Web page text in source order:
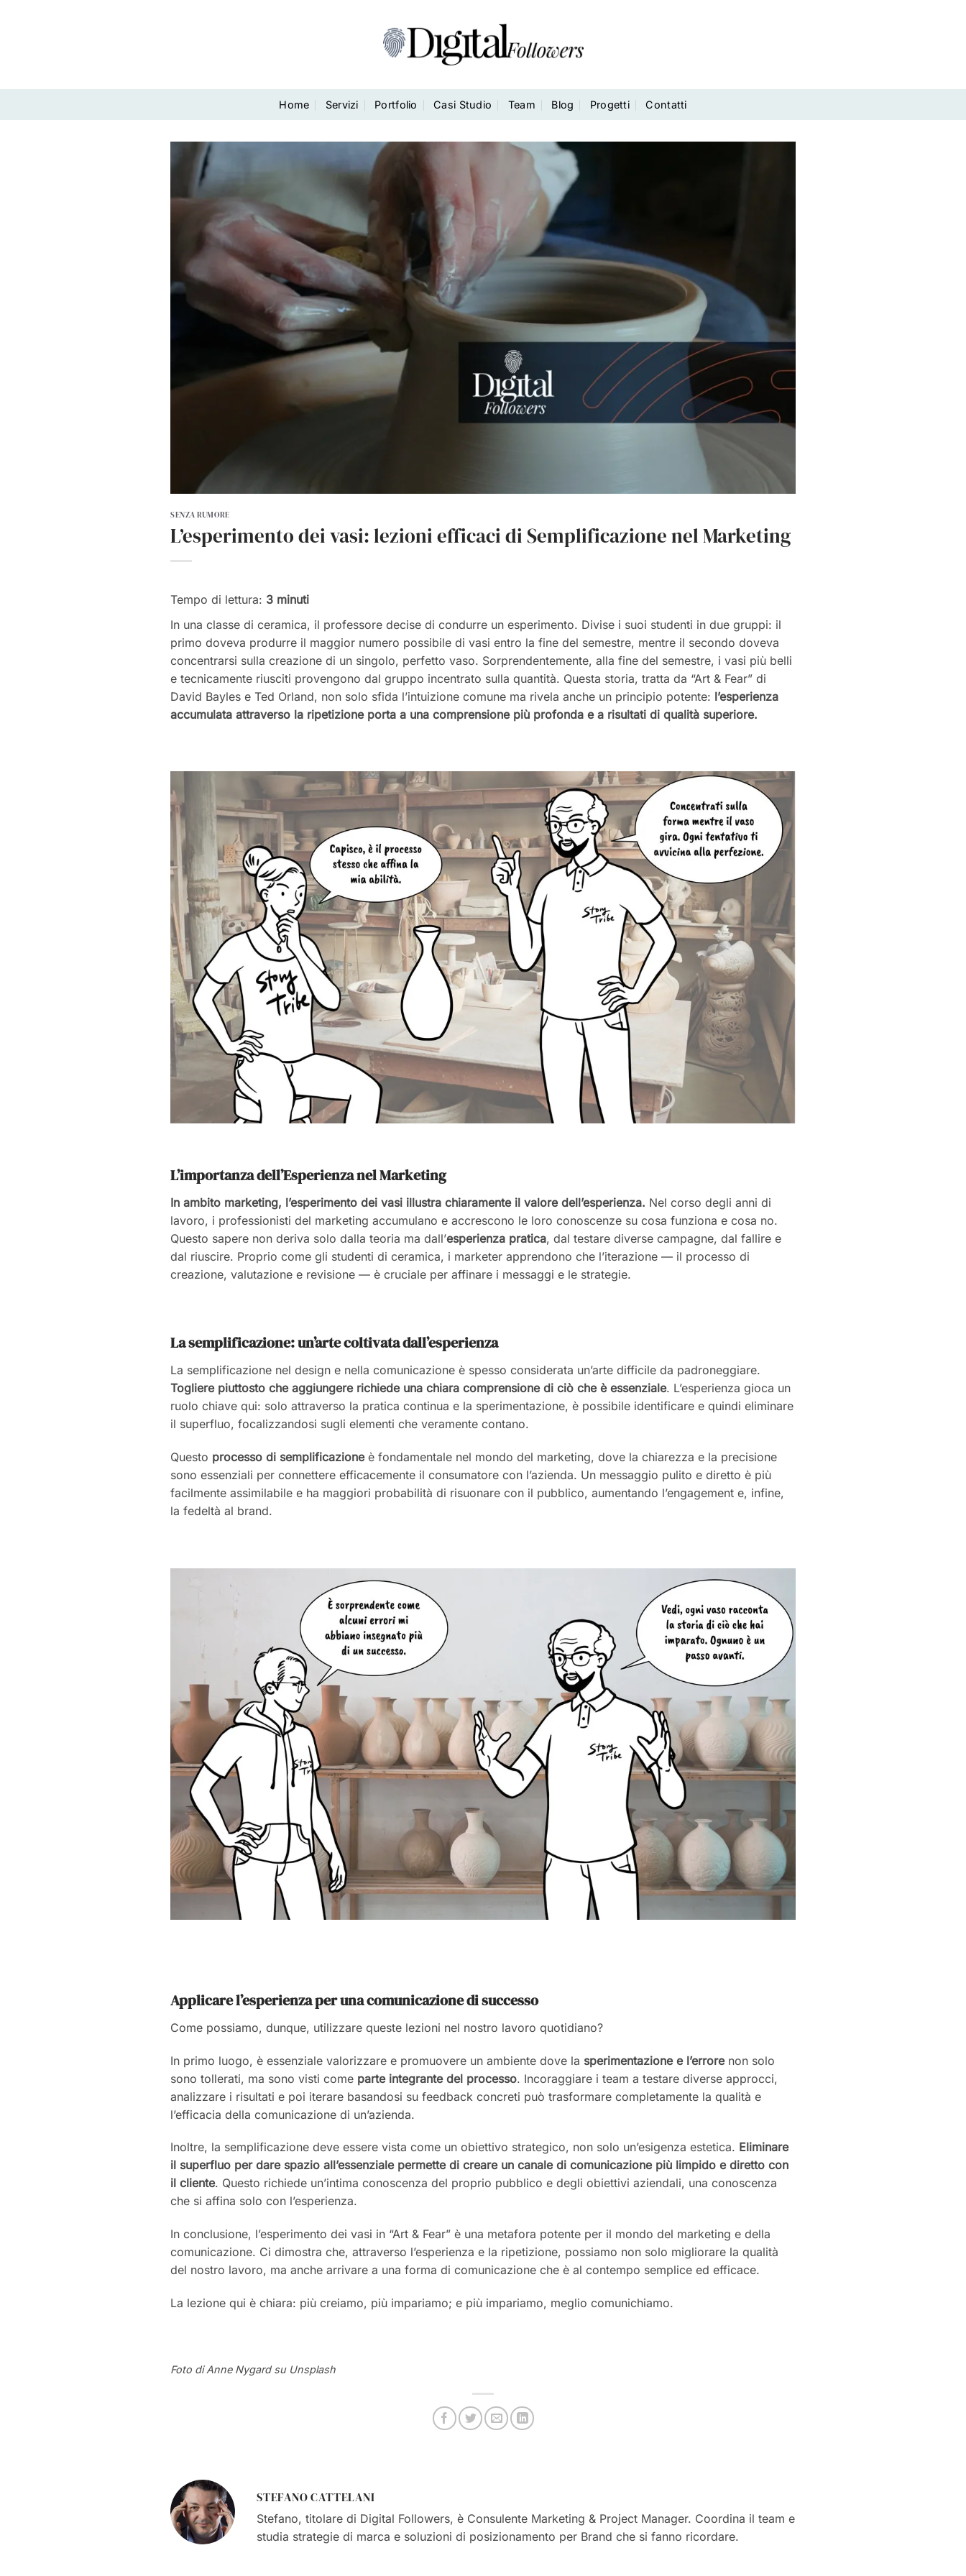
Home Servizi Portfolio Casi Studio Team Blog Progetti Contatti
SENZA RUMORE
L’esperimento dei vasi: lezioni efficaci di Semplificazione nel Marketing
Tempo di lettura: 3 minuti
In una classe di ceramica, il professore decise di condurre un esperimento. Divise i suoi studenti in due gruppi: il
primo doveva produrre il maggior numero possibile di vasi entro la fine del semestre, mentre il secondo doveva
concentrarsi sulla creazione di un singolo, perfetto vaso. Sorprendentemente, alla fine del semestre, i vasi più belli
e tecnicamente riusciti provengono dal gruppo incentrato sulla quantità. Questa storia, tratta da “Art & Fear” di
David Bayles e Ted Orland, non solo sfida l’intuizione comune ma rivela anche un principio potente: l’esperienza
accumulata attraverso la ripetizione porta a una comprensione più profonda e a risultati di qualità superiore.
L’importanza dell’Esperienza nel Marketing
In ambito marketing, l’esperimento dei vasi illustra chiaramente il valore dell’esperienza. Nel corso degli anni di
lavoro, i professionisti del marketing accumulano e accrescono le loro conoscenze su cosa funziona e cosa no.
Questo sapere non deriva solo dalla teoria ma dall’esperienza pratica, dal testare diverse campagne, dal fallire e
dal riuscire. Proprio come gli studenti di ceramica, i marketer apprendono che l’iterazione — il processo di
creazione, valutazione e revisione — è cruciale per affinare i messaggi e le strategie.
La semplificazione: un’arte coltivata dall’esperienza
La semplificazione nel design e nella comunicazione è spesso considerata un’arte difficile da padroneggiare.
Togliere piuttosto che aggiungere richiede una chiara comprensione di ciò che è essenziale. L’esperienza gioca un
ruolo chiave qui: solo attraverso la pratica continua e la sperimentazione, è possibile identificare e quindi eliminare
il superfluo, focalizzandosi sugli elementi che veramente contano.
Questo processo di semplificazioneè fondamentale nel mondo del marketing, dove la chiarezza e la precisione
sono essenziali per connettere efficacemente il consumatore con l’azienda. Un messaggio pulito e diretto è più
facilmente assimilabile e ha maggiori probabilità di risuonare con il pubblico, aumentando l’engagement e, infine,
la fedeltà al brand.
Applicare l’esperienza per una comunicazione di successo
Come possiamo, dunque, utilizzare queste lezioni nel nostro lavoro quotidiano?
In primo luogo, è essenziale valorizzare e promuovere un ambiente dove la sperimentazione e l’errorenon solo
sono tollerati, ma sono visti come parte integrante del processo. Incoraggiare i team a testare diverse approcci,
analizzare i risultati e poi iterare basandosi su feedback concreti può trasformare completamente la qualità e
l’efficacia della comunicazione di un’azienda.
Inoltre, la semplificazione deve essere vista come un obiettivo strategico, non solo un’esigenza estetica. Eliminare
il superfluo per dare spazio all’essenziale permette di creare un canale di comunicazione più limpido e diretto con
il cliente. Questo richiede un’intima conoscenza del proprio pubblico e degli obiettivi aziendali, una conoscenza
che si affina solo con l’esperienza.
In conclusione, l’esperimento dei vasi in “Art & Fear” è una metafora potente per il mondo del marketing e della
comunicazione. Ci dimostra che, attraverso l’esperienza e la ripetizione, possiamo non solo migliorare la qualità
del nostro lavoro, ma anche arrivare a una forma di comunicazione che è al contempo semplice ed efficace.
La lezione qui è chiara: più creiamo, più impariamo; e più impariamo, meglio comunichiamo.
Foto di Anne Nygard su Unsplash
STEFANO CATTELANI
Stefano, titolare di Digital Followers, è Consulente Marketing & Project Manager. Coordina il team e
studia strategie di marca e soluzioni di posizionamento per Brand che si fanno ricordare.